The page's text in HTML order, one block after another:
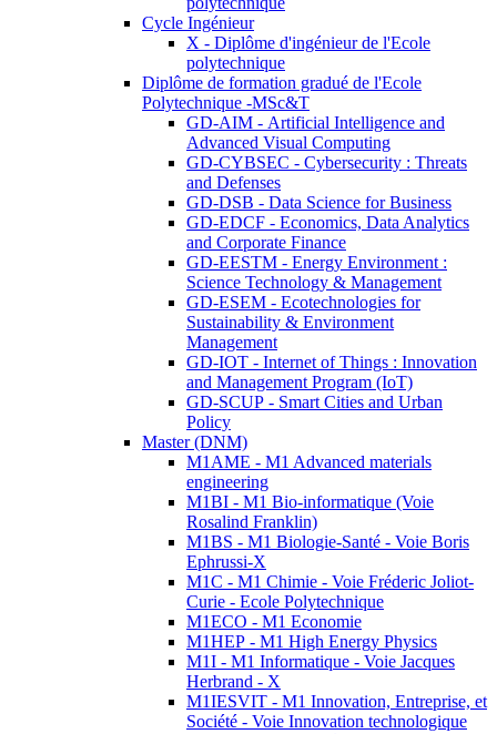
Cycle Ingénieur
X - Diplôme d'ingénieur de l'Ecole
polytechnique
Diplôme de formation gradué de l'Ecole
Polytechnique -MSc&T
GD-AIM - Artificial Intelligence and
Advanced Visual Computing
GD-CYBSEC - Cybersecurity : Threats
and Defenses
GD-DSB - Data Science for Business
GD-EDCF - Economics, Data Analytics
and Corporate Finance
GD-EESTM - Energy Environment :
Science Technology & Management
GD-ESEM - Ecotechnologies for
Sustainability & Environment
Management
GD-IOT - Internet of Things : Innovation
and Management Program (IoT)
GD-SCUP - Smart Cities and Urban
Policy
Master (DNM)
M1AME - M1 Advanced materials
engineering
M1BI - M1 Bio-informatique (Voie
Rosalind Franklin)
M1BS - M1 Biologie-Santé - Voie Boris
Ephrussi-X
M1C - M1 Chimie - Voie Fréderic Joliot-
Curie - Ecole Polytechnique
M1ECO - M1 Economie
M1HEP - M1 High Energy Physics
M1I - M1 Informatique - Voie Jacques
Herbrand - X
M1IESVIT - M1 Innovation, Entreprise, et
Société - Voie Innovation technologique